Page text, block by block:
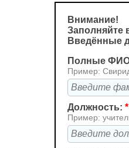
Внимание!
Заполняйте
Введённые
Полные ФИО
Пример:
Должность: *
Пример: